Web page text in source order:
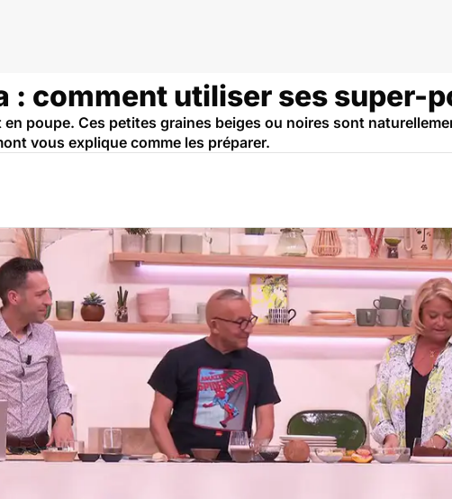
: comment utiliser ses super-
en poupe. Ces petites graines beiges ou noires sont
vous explique comme les préparer.